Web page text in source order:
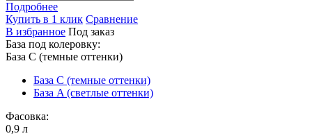
Подробнее
Купить в 1 клик Сравнение
В избранное Под заказ
База под колеровку:
База С (темные оттенки)
База С (темные оттенки)
База A (светлые оттенки)
Фасовка:
0,9 л